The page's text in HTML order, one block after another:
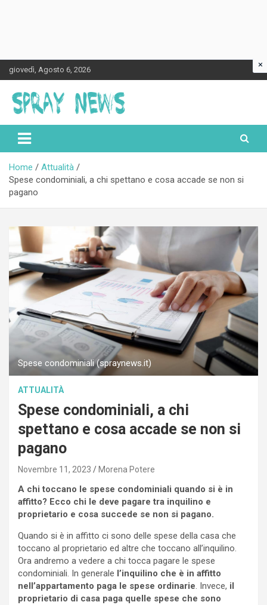
Skip
to
content
giovedì, Agosto 6, 2026
Spraynews.it
Home
Attualità
Spese condominiali, a chi spettano e cosa accade se non si
pagano
Spese condominiali (spraynews.it)
ATTUALITÀ
Spese condominiali, a chi
spettano e cosa accade se non si
pagano
Novembre 11, 2023 Morena Potere
A chi toccano le spese condominiali quando si è in
affitto? Ecco chi le deve pagare tra inquilino e
proprietario e cosa succede se non si pagano.
Quando si è in affitto ci sono delle spese della casa che
toccano al proprietario ed altre che toccano all’inquilino.
Ora andremo a vedere a chi tocca pagare le spese
condominiali. In generale l’inquilino che è in affitto
nell’appartamento paga le spese ordinarie. Invece, il
proprietario di casa paga quelle spese che sono
×